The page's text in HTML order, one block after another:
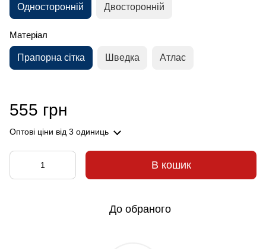
Односторонній Двосторонній
Матеріал
Прапорна сітка Шведка Атлас
555 грн
Оптові ціни від 3 одиниць
В кошик
До обраного